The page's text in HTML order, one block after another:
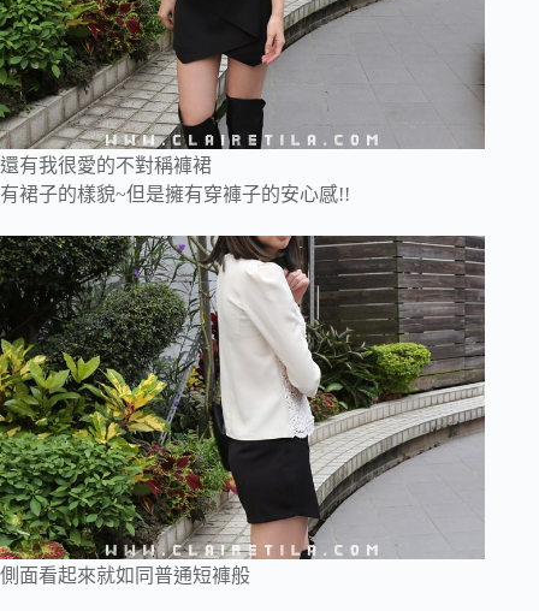
還有我很愛的不對稱褲裙
有裙子的樣貌~但是擁有穿褲子的安心感!!
側面看起來就如同普通短褲般